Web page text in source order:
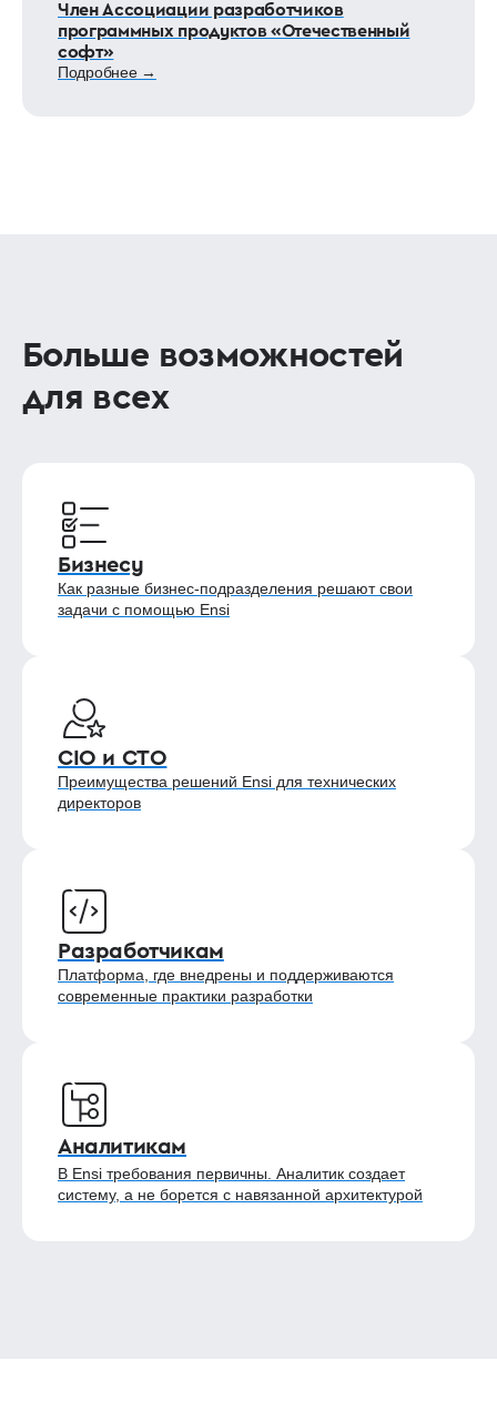
Член Ассоциации разработчиков
программных продуктов «Отечественный
софт»
Подробнее →
Больше возможностей
для всех
Бизнесу
Как разные бизнес-подразделения решают свои
задачи с помощью Ensi
CIO и CTO
Преимущества решений Ensi для технических
директоров
Разработчикам
Платформа, где внедрены и поддерживаются
современные практики разработки
Аналитикам
В Ensi требования первичны. Аналитик создает
систему, а не борется с навязанной архитектурой